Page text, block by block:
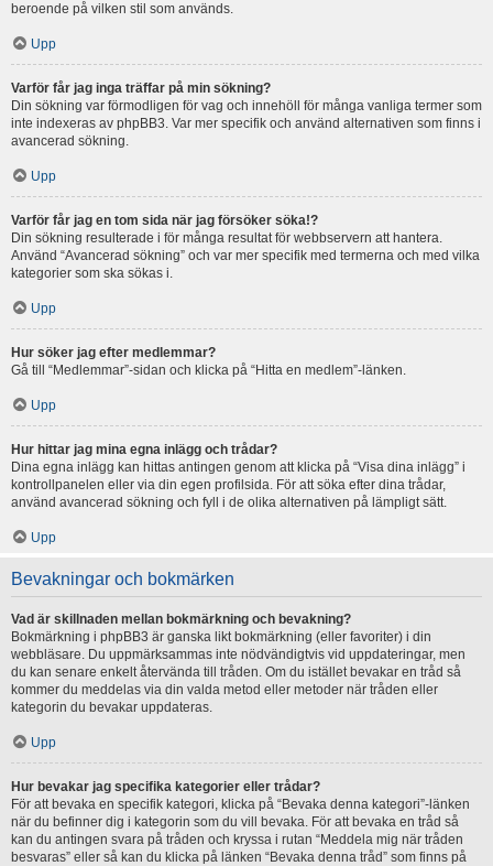
beroende på vilken stil som används.
Upp
Varför får jag inga träffar på min sökning?
Din sökning var förmodligen för vag och innehöll för många vanliga termer som
inte indexeras av phpBB3. Var mer specifik och använd alternativen som finns i
avancerad sökning.
Upp
Varför får jag en tom sida när jag försöker söka!?
Din sökning resulterade i för många resultat för webbservern att hantera.
Använd “Avancerad sökning” och var mer specifik med termerna och med vilka
kategorier som ska sökas i.
Upp
Hur söker jag efter medlemmar?
Gå till “Medlemmar”-sidan och klicka på “Hitta en medlem”-länken.
Upp
Hur hittar jag mina egna inlägg och trådar?
Dina egna inlägg kan hittas antingen genom att klicka på “Visa dina inlägg” i
kontrollpanelen eller via din egen profilsida. För att söka efter dina trådar,
använd avancerad sökning och fyll i de olika alternativen på lämpligt sätt.
Upp
Bevakningar och bokmärken
Vad är skillnaden mellan bokmärkning och bevakning?
Bokmärkning i phpBB3 är ganska likt bokmärkning (eller favoriter) i din
webbläsare. Du uppmärksammas inte nödvändigtvis vid uppdateringar, men
du kan senare enkelt återvända till tråden. Om du istället bevakar en tråd så
kommer du meddelas via din valda metod eller metoder när tråden eller
kategorin du bevakar uppdateras.
Upp
Hur bevakar jag specifika kategorier eller trådar?
För att bevaka en specifik kategori, klicka på “Bevaka denna kategori”-länken
när du befinner dig i kategorin som du vill bevaka. För att bevaka en tråd så
kan du antingen svara på tråden och kryssa i rutan “Meddela mig när tråden
besvaras” eller så kan du klicka på länken “Bevaka denna tråd” som finns på